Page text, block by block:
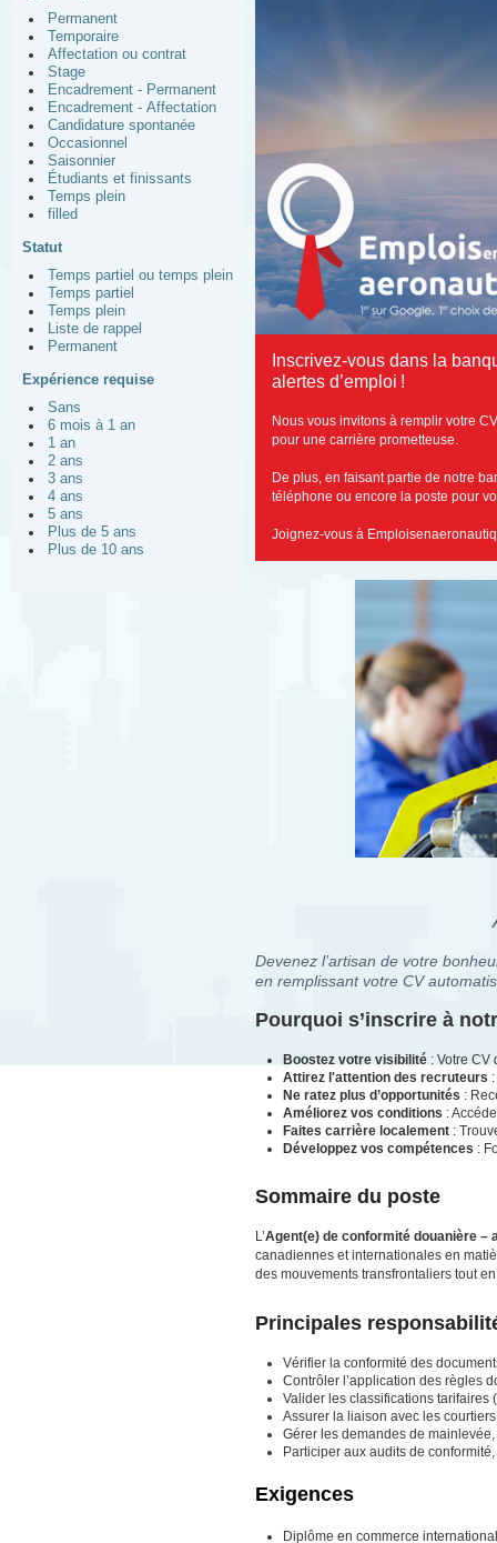
Permanent
Temporaire
Affectation ou contrat
Stage
Encadrement - Permanent
Encadrement - Affectation
Candidature spontanée
Occasionnel
Saisonnier
Étudiants et finissants
Temps plein
filled
Statut
Temps partiel ou temps plein
Temps partiel
Temps plein
Liste de rappel
Permanent
Expérience requise
Sans
6 mois à 1 an
1 an
2 ans
3 ans
4 ans
5 ans
Plus de 5 ans
Plus de 10 ans
Inscrivez-vous dans la
alertes d’emploi !
Nous vous invitons à remplir votre
pour une carrière prometteuse.
De plus, en faisant partie de notre
téléphone ou encore la poste pour
Joignez-vous à
Devenez l’artisan de votre
en remplissant votre CV
Pourquoi s’inscrire à
Boostez votre visibilité : Votre CV
Attirez l'attention des recruteurs
Ne ratez plus d’opportunités :
Améliorez vos conditions :
Faites carrière localement :
Développez vos compétences :
Sommaire du poste
L’Agent(e) de conformité douanière –
canadiennes et internationales en
des mouvements transfrontaliers tout
Principales
Vérifier la conformité des
Contrôler l’application des règles
Valider les classifications tarifaires
Assurer la liaison avec les
Gérer les demandes de
Participer aux audits de
Exigences
Diplôme en commerce